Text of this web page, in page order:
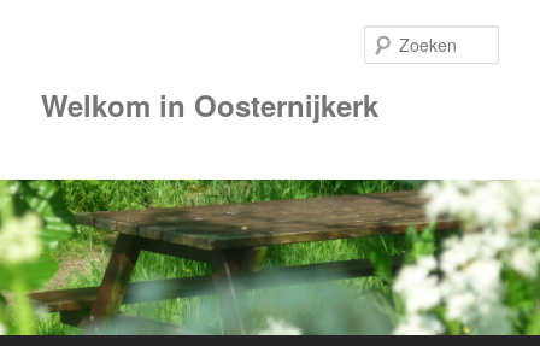
Welkom in Oosternijkerk